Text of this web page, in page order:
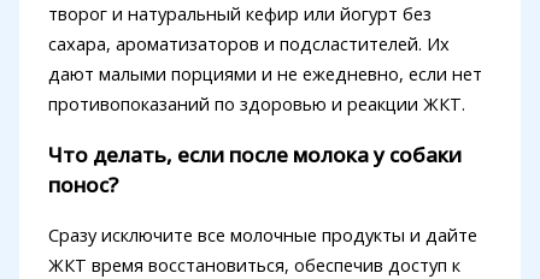
творог и натуральный кефир или йогурт без
сахара, ароматизаторов и подсластителей. Их
дают малыми порциями и не ежедневно, если нет
противопоказаний по здоровью и реакции ЖКТ.
Что делать, если после молока у собаки
понос?
Сразу исключите все молочные продукты и дайте
ЖКТ время восстановиться, обеспечив доступ к